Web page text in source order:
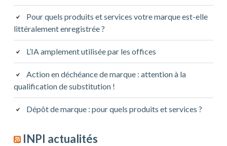
Pour quels produits et services votre marque est-elle
littéralement enregistrée ?
L’IA amplement utilisée par les offices
Action en déchéance de marque : attention à la
qualification de substitution !
Dépôt de marque : pour quels produits et services ?
INPI actualités